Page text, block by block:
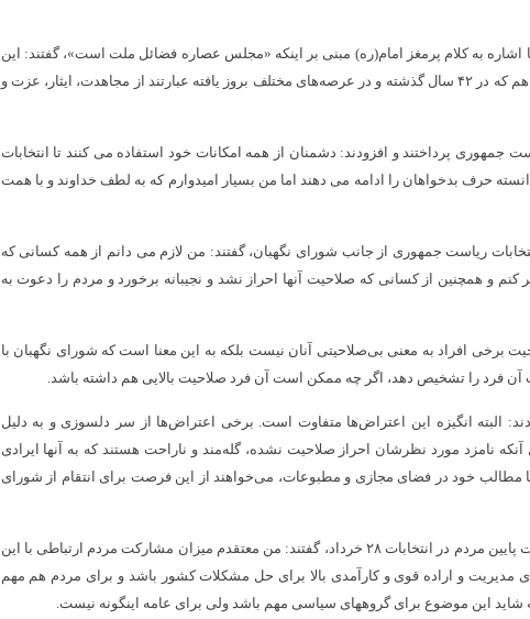
اشاره به کلام پرمغز امام(ره) مبنی بر اینکه «مجلس عصاره فضائل ملت است»، گفتند: این
کلام یعنی مجلس باید عصاره فضائل ملت باشد و فضائل ملت هم که در ۴۲ سال گذشته و در عرصه‌های مختلف بروز یافته عبارتند از مجاهدت، ایثار، عزت و
پرداختند و افزودند: دشمنان از همه امکانات خود استفاده می کنند تا انتخابات
حرف بدخواهان را ادامه می دهند اما من بسیار امیدوارم که به لطف خداوند و با همت
ریاست جمهوری از جانب شورای نگهبان، گفتند: من لازم می دانم از همه کسانی که
و همچنین از کسانی که صلاحیت آنها احراز نشد و نجیبانه برخورد و مردم را دعوت به
برخی افراد به معنی بی‌صلاحیتی آنان نیست بلکه به این معنا است که شورای نگهبان با
آن فرد را تشخیص دهد، اگر چه ممکن است آن فرد صلاحیت بالایی هم داشته باشد.
البته انگیزه این اعتراض‌ها متفاوت است. برخی اعتراض‌ها از سر دلسوزی و به دلیل
نامزد مورد نظرشان احراز صلاحیت نشده، گله‌مند و ناراحت هستند که به آنها ایرادی
مطالب خود در فضای مجازی و مطبوعات، می‌خواهند از این فرصت برای انتقام از شورای
رهبر انقلاب اسلامی درباره برخی نگرانی‌ها از احتمال مشارکت پایین مردم در انتخابات ۲۸ خرداد، گفتند: من معتقدم میزان مشارکت مردم ارتباطی با این
مدیریت و اراده قوی و کارآمدی بالا برای حل مشکلات کشور باشد و برای مردم هم مهم
شاید این موضوع برای گروههای سیاسی مهم باشد ولی برای عامه اینگونه نیست.